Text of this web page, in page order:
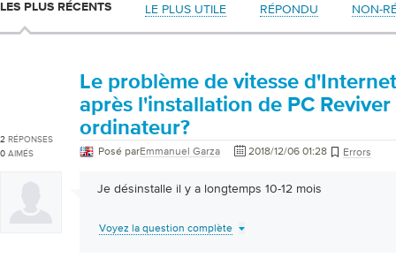
LES PLUS RÉCENTS LE PLUS UTILE RÉPONDU NON-
2 RÉPONSES
0 AIMÉS
Le problème de vitesse
après l'installation de PC
ordinateur?
Posé parEmmanuel Garza 2018/12/06 01:28 Errors
Je désinstalle il y a longtemps 10-12 mois
Voyez la question complète